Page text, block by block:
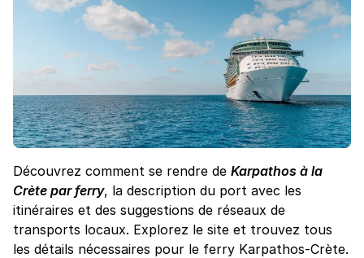
Découvrez comment se rendre de Karpathos à la
Crète par ferry, la description du port avec les
itinéraires et des suggestions de réseaux de
transports locaux. Explorez le site et trouvez tous
les détails nécessaires pour le ferry Karpathos-Crète.